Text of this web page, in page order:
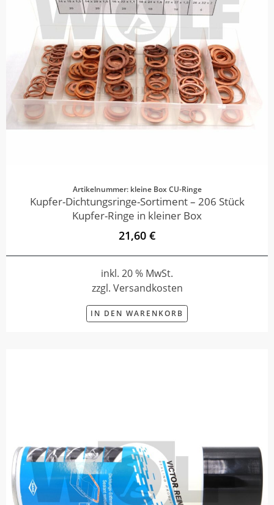
Artikelnummer: kleine Box CU-Ringe
Kupfer-Dichtungsringe-Sortiment – 206 Stück
Kupfer-Ringe in kleiner Box
21,60 €
inkl. 20 % MwSt.
zzgl. Versandkosten
IN DEN WARENKORB